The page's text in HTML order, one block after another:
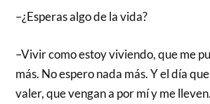
–¿Esperas algo de la vida?
–Vivir como estoy viviendo, que me
más. No espero nada más. Y el día
valer, que vengan a por mí y me